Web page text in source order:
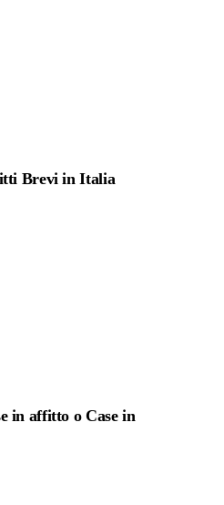
Brevi in Italia
in affitto o Case in